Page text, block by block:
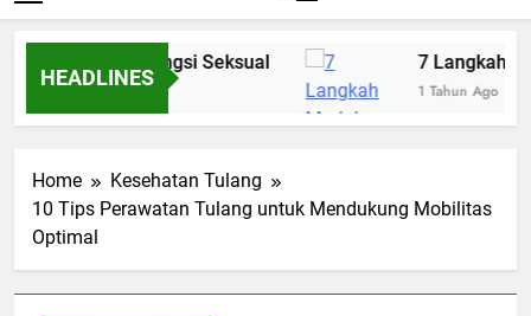
HEADLINES
Dukung Fungsi Seksual 7 Langkah
1 Tahun Ago
Home
Kesehatan Tulang
10 Tips Perawatan Tulang untuk Mendukung Mobilitas
Optimal